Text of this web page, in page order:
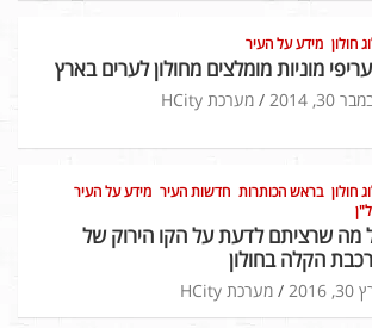
חולון מידע על העיר
מוניות מומלצים מחולון לערים בארץ
30, 2014 מערכת HCity
חולון בראש הכותרות חדשות העיר מידע על העיר
מה שרציתם לדעת על הקו הירוק של
הקלה בחולון
מערכת HCity